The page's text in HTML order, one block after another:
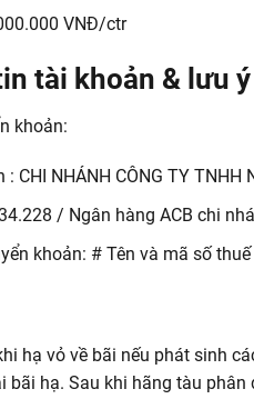
VNĐ/ctr
tài khoản & lưu
khoản:
CHI NHÁNH CÔNG TY TNHH
/ Ngân hàng ACB chi
khoản: # Tên và mã số
hạ vỏ về bãi nếu phát sinh
bãi hạ. Sau khi hãng tàu